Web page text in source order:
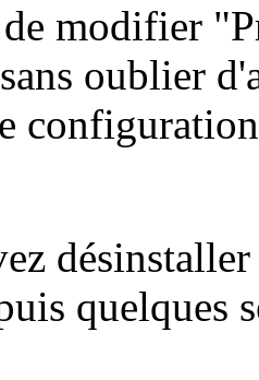
modifier
oublier
quelques